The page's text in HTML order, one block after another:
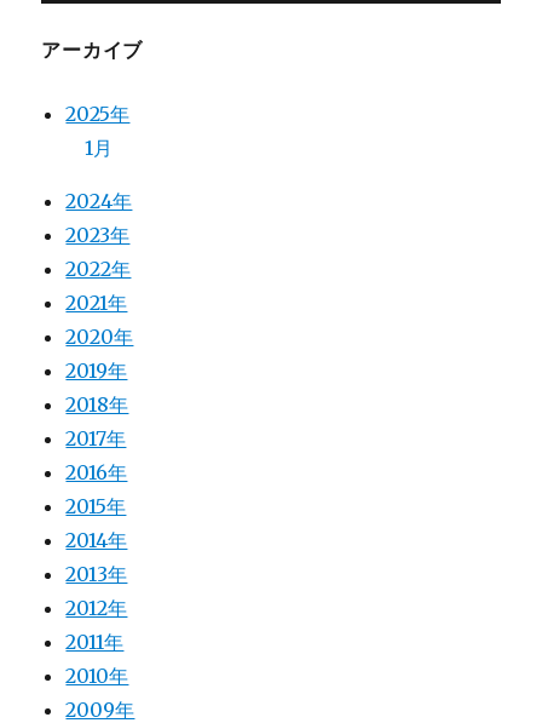
アーカイブ
2025年
1月
2024年
2023年
2022年
2021年
2020年
2019年
2018年
2017年
2016年
2015年
2014年
2013年
2012年
2011年
2010年
2009年